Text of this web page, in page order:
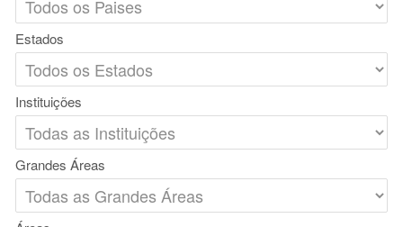
Estados
Instituições
Grandes Áreas